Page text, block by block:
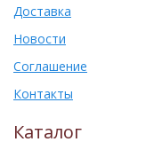
Доставка
Новости
Соглашение
Контакты
Каталог